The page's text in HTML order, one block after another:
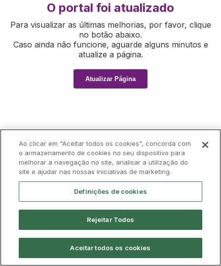
O portal foi atualizado
Para visualizar as últimas melhorias, por favor, clique
no botão abaixo.
Caso ainda não funcione, aguarde alguns minutos e
atualize a página.
Atualizar Página
Ao clicar em "Aceitar todos os cookies", concorda com
o armazenamento de cookies no seu dispositivo para
melhorar a navegação no site, analisar a utilização do
site e ajudar nas nossas iniciativas de marketing.
Definições de cookies
Rejeitar Todos
Aceitar todos os cookies